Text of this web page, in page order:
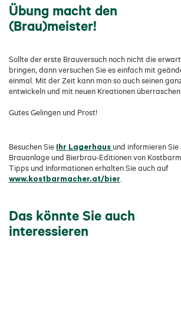
Übung macht den
(Brau)meister!
Sollte der erste Brauversuch noch nicht die
bringen, dann versuchen Sie es einfach mit
einmal. Mit der Zeit kann man so auch seinen
entwickeln und mit neuen Kreationen überraschen.
Gutes Gelingen und Prost!
Besuchen Sie Ihr Lagerhaus und informieren
Brauanlage und Bierbrau-Editionen von
Tipps und Informationen erhalten Sie auch auf
www.kostbarmacher.at/bier
Das könnte Sie auch
interessieren